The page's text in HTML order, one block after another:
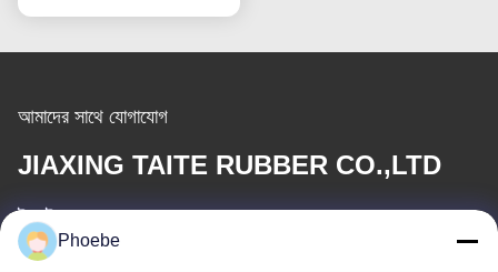
আমাদের সাথে যোগাযোগ
JIAXING TAITE RUBBER CO.,LTD
ই-মেইল
Phoebe